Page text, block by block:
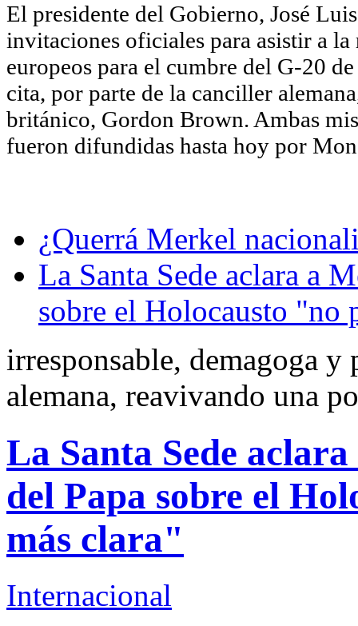
El presidente del Gobierno, José
invitaciones oficiales para asistir a
europeos para el cumbre del G-20
cita, por parte de la canciller
británico, Gordon Brown. Ambas
fueron difundidas hasta hoy por
¿Querrá Merkel
La Santa Sede aclara a
sobre el Holocausto "no
irresponsable, demagoga
alemana, reavivando una
La Santa Sede
del Papa sobre el
más clara"
Internacional